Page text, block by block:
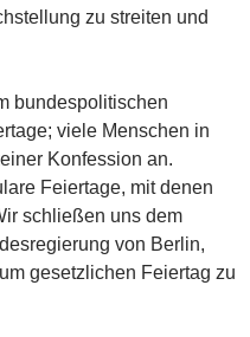
zu streiten und
bundespolitischen
viele Menschen in
Konfession an.
Feiertage, mit denen
schließen uns dem
von Berlin,
gesetzlichen Feiertag zu